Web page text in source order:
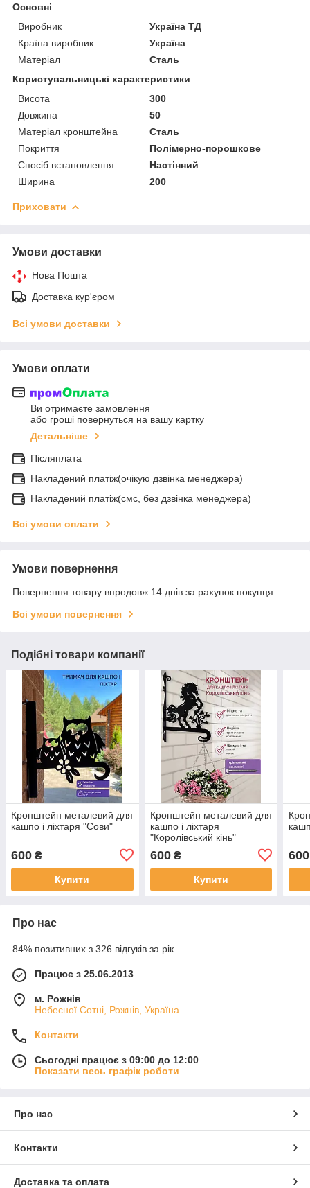
Основні
Виробник
Україна ТД
Країна виробник
Україна
Матеріал
Сталь
Користувальницькі характеристики
Висота
300
Довжина
50
Матеріал кронштейна
Сталь
Покриття
Полімерно-порошкове
Спосіб встановлення
Настінний
Ширина
200
Приховати
Умови доставки
Нова Пошта
Доставка кур'єром
Всі умови доставки
Умови оплати
Ви отримаєте замовлення
або гроші повернуться на вашу картку
Детальніше
Післяплата
Накладений платіж(очікую дзвінка менеджера)
Накладений платіж(смс, без дзвінка менеджера)
Всі умови оплати
Умови повернення
Повернення товару впродовж 14 днів за рахунок покупця
Всі умови повернення
Подібні товари компанії
Кронштейн металевий для
кашпо і ліхтаря "Сови"
600 ₴
Купити
Кронштейн металевий для
кашпо і ліхтаря
"Королівський кінь"
600₴
Купити
600
Про нас
84% позитивних з 326 відгуків за рік
Працює з 25.06.2013
м. Рожнів
Небесної Сотні, Рожнів, Україна
Контакти
Сьогодні працює з 09:00 до 12:00
Показати весь графік роботи
Про нас
Контакти
Доставка та оплата